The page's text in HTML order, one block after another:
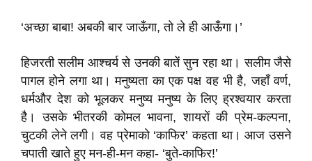
‘अच्छा बाबा! अबकी बार जाऊँगा, तो ले ही आऊँगा।’
हिजरती सलीम आश्चर्य से उनकी बातें सुन रहा था। सलीम जैसे
पागल होने लगा था। मनुष्यता का एक पक्ष वह भी है, जहाँ वर्ण,
धर्मऔर देश को भूलकर मनुष्य मनुष्य के लिए ह्रश्वयार करता
है। उसके भीतरकी कोमल भावना, शायरों की प्रेम-कल्पना,
चुटकी लेने लगी। वह प्रेमाको ‘काफिर’ कहता था। आज उसने
चपाती खाते हुए मन-ही-मन कहा- ‘बुते-काफिर!’